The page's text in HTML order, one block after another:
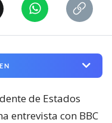
de Estados
entrevista con BBC